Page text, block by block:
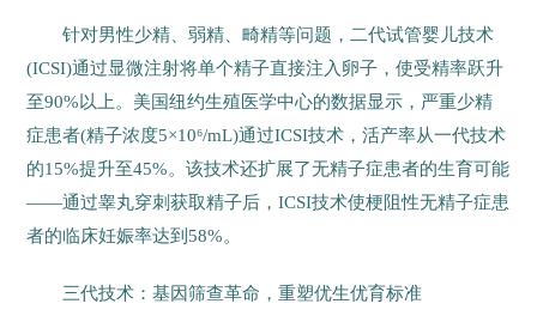
针对男性少精、弱精、畸精等问题，二代试管婴儿技术
(ICSI)通过显微注射将单个精子直接注入卵子，使受精率跃升
至90%以上。美国纽约生殖医学中心的数据显示，严重少精
症患者(精子浓度5×10⁶/mL)通过ICSI技术，活产率从一代技术
的15%提升至45%。该技术还扩展了无精子症患者的生育可能
——通过睾丸穿刺获取精子后，ICSI技术使梗阻性无精子症患
者的临床妊娠率达到58%。
三代技术：基因筛查革命，重塑优生优育标准